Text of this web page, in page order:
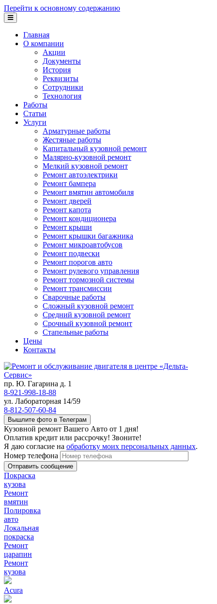
Перейти к основному содержанию
Главная
О компании
Акции
Документы
История
Реквизиты
Сотрудники
Технология
Работы
Статьи
Услуги
Арматурные работы
Жестяные работы
Капитальный кузовной ремонт
Малярно-кузовной ремонт
Мелкий кузовной ремонт
Ремонт автоэлектрики
Ремонт бампера
Ремонт вмятин автомобиля
Ремонт дверей
Ремонт капота
Ремонт кондиционера
Ремонт крыши
Ремонт крышки багажника
Ремонт микроавтобусов
Ремонт подвески
Ремонт порогов авто
Ремонт рулевого управления
Ремонт тормозной системы
Ремонт трансмиссии
Сварочные работы
Сложный кузовной ремонт
Средний кузовной ремонт
Срочный кузовной ремонт
Стапельные работы
Цены
Контакты
пр. Ю. Гагарина д. 1
8-921-998-18-88
ул. Лабораторная 14/59
8-812-507-60-84
Вышлите фото в Телеграм
Кузовной ремонт Вашего Авто от 1 дня!
Оплатив кредит или рассрочку! Звоните!
Я даю согласие на обработку моих персональных данных.
Номер телефона
Покраска
кузова
Ремонт
вмятин
Полировка
авто
Локальная
покраска
Ремонт
царапин
Ремонт
кузова
Acura